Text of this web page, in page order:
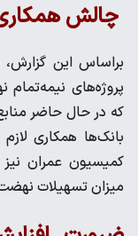
چالش
براساس این
پروژه‌های
که در حال حاضر
بانک‌ها همکاری
کمیسیون عمران
میزان تسهیلات